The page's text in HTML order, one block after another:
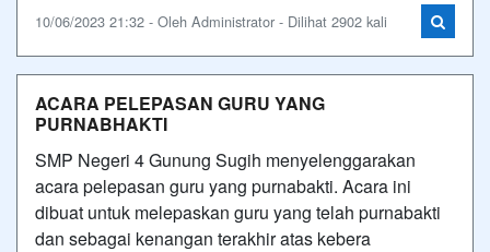
10/06/2023 21:32 - Oleh Administrator - Dilihat 2902 kali
ACARA PELEPASAN GURU YANG
PURNABHAKTI
SMP Negeri 4 Gunung Sugih menyelenggarakan
acara pelepasan guru yang purnabakti. Acara ini
dibuat untuk melepaskan guru yang telah purnabakti
dan sebagai kenangan terakhir atas kebera